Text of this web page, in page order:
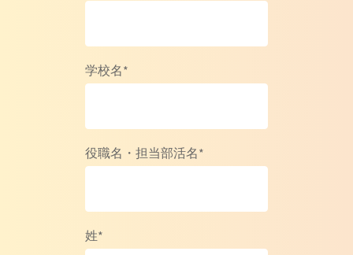
学校名*
役職名・担当部活名*
姓*